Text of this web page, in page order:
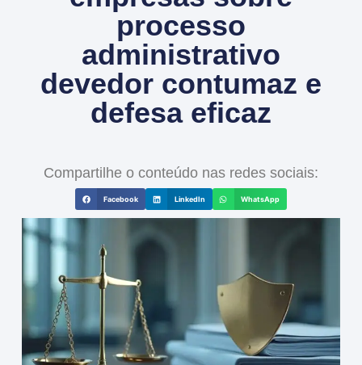
processo
administrativo
devedor contumaz e
defesa eficaz
Compartilhe o conteúdo nas redes sociais:
Facebook LinkedIn WhatsApp